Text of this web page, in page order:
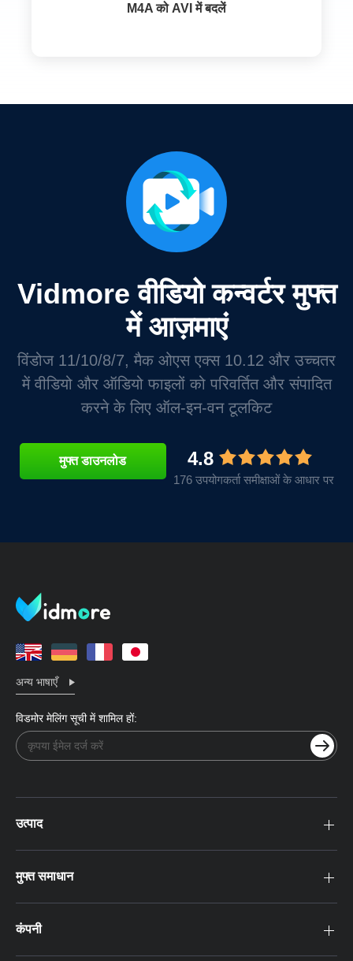
M4A को AVI में बदलें
Vidmore वीडियो कन्वर्टर मुफ्त
में आज़माएं
विंडोज 11/10/8/7, मैक ओएस एक्स 10.12 और उच्चतर
में वीडियो और ऑडियो फाइलों को परिवर्तित और संपादित
करने के लिए ऑल-इन-वन टूलकिट
मुफ्त डाउनलोड 4.8
176 उपयोगकर्ता समीक्षाओं के आधार पर
अन्य भाषाएँ
विडमोर मेलिंग सूची में शामिल हों:
उत्पाद
मुफ्त समाधान
कंपनी